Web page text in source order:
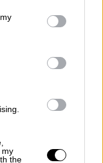
You may click to
third-party tags to
in below Google
my
the
σε επεισόδια.
πολύ
μια ροή.
θα
ταινία
έδωσα και τη